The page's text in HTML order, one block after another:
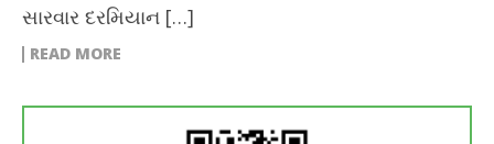
સારવાર દરમિયાન […]
READ MORE